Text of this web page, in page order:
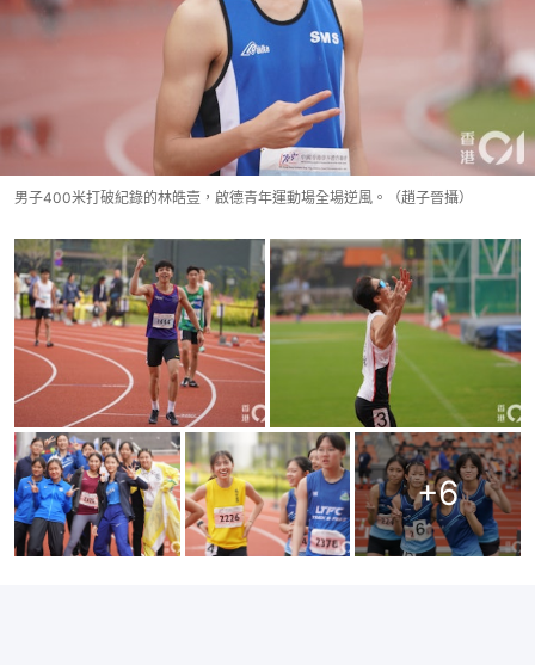
男子400米打破紀錄的林皓壹，啟德青年運動場全場逆風。（趙子晉攝）
+6